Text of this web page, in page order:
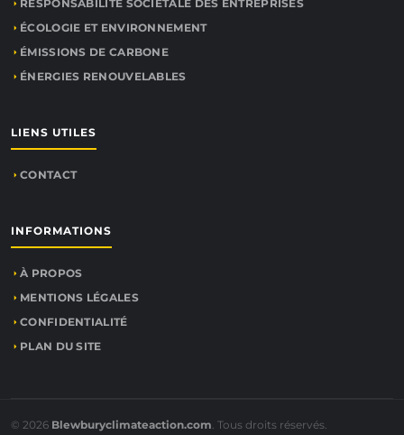
RESPONSABILITÉ SOCIÉTALE DES ENTREPRISES
ÉCOLOGIE ET ENVIRONNEMENT
ÉMISSIONS DE CARBONE
ÉNERGIES RENOUVELABLES
LIENS UTILES
CONTACT
INFORMATIONS
À PROPOS
MENTIONS LÉGALES
CONFIDENTIALITÉ
PLAN DU SITE
© 2026 Blewburyclimateaction.com. Tous droits réservés.